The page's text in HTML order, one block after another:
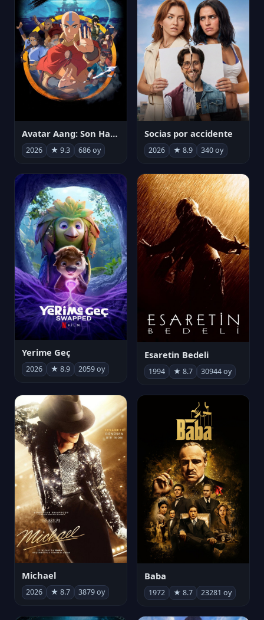
Avatar Aang: Son Havabükücü
2026 ★ 9.3 686 oy
Socias por accidente
2026 ★ 8.9 340 oy
Yerime Geç
2026 ★ 8.9 2059 oy
Esaretin Bedeli
1994 ★ 8.7 30944 oy
Michael
2026 ★ 8.7 3879 oy
Baba
1972 ★ 8.7 23281 oy